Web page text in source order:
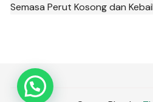
Semasa Perut Kosong dan